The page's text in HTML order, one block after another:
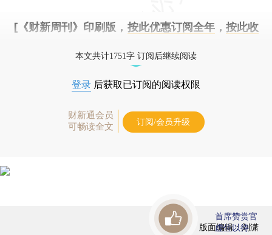
[《财新周刊》印刷版， 按此优惠订阅全年， 按此收
本文共计1751字 订阅后继续阅读
登录 后获取已订阅的阅读权限
财新通会员
可畅读全文
订阅/会员升级
版面编辑：刘潇
首席赞赏官
虚位以待